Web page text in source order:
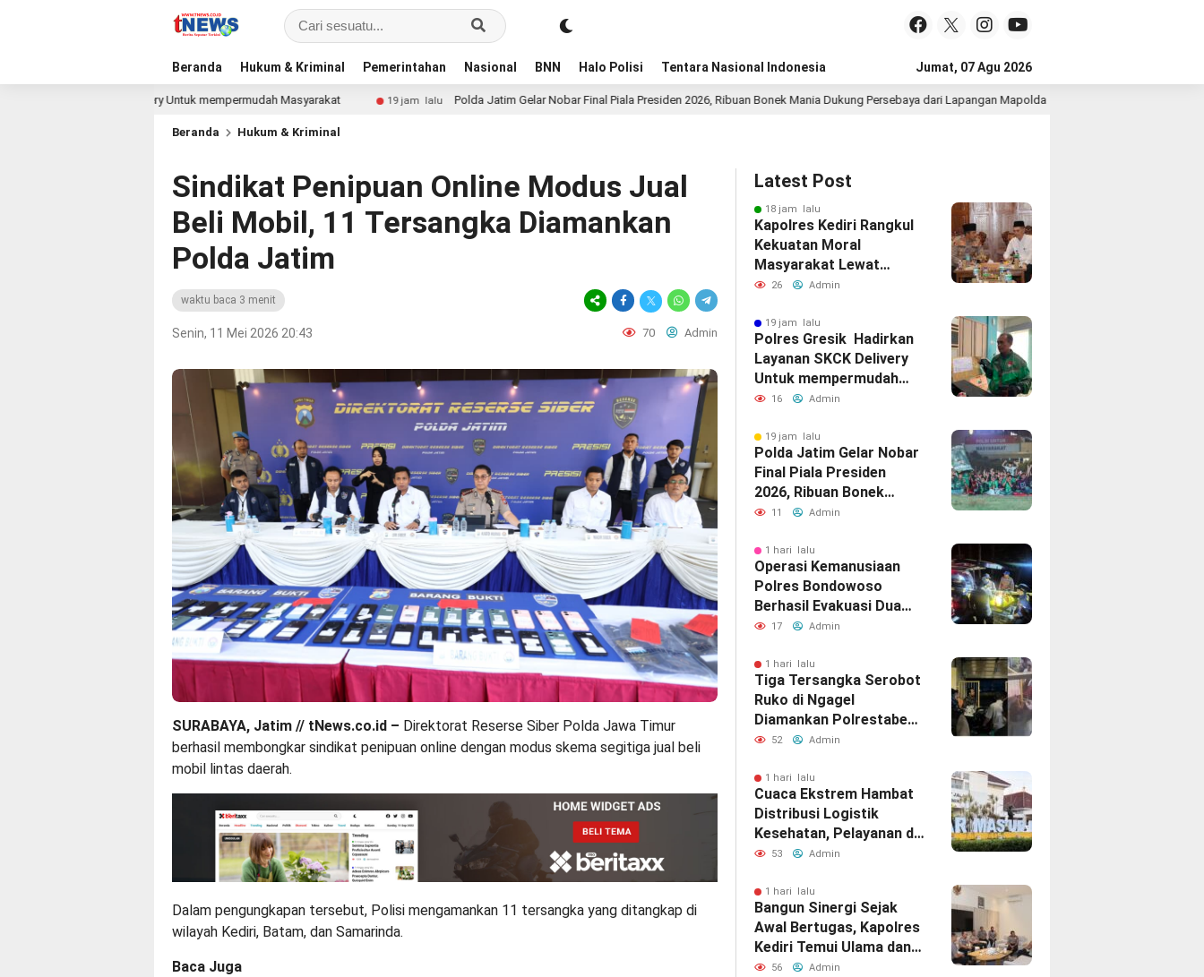
Beranda Hukum & Kriminal Pemerintahan Nasional BNN Halo Polisi Tentara Nasional Indonesia Jumat, 07 Agu 2026
SKCK Delivery Untuk mempermudah Masyarakat 19 jam lalu Polda Jatim Gelar Nobar Final Piala Presiden 2026, Ribuan Bonek Mania Dukung Persebaya dari Lapangan Mapolda 1 hari lalu
Beranda Hukum & Kriminal
Sindikat Penipuan Online Modus Jual
Beli Mobil, 11 Tersangka Diamankan
Polda Jatim
waktu baca 3 menit
Senin, 11 Mei 2026 20:43 70 Admin
SURABAYA, Jatim // tNews.co.id – Direktorat Reserse Siber Polda Jawa Timur
berhasil membongkar sindikat penipuan online dengan modus skema segitiga jual beli
mobil lintas daerah.
Dalam pengungkapan tersebut, Polisi mengamankan 11 tersangka yang ditangkap di
wilayah Kediri, Batam, dan Samarinda.
Baca Juga
Latest Post
18 jam lalu
Kapolres Kediri Rangkul
Kekuatan Moral
Masyarakat Lewat
Silaturahmi
26 Admin
19 jam lalu
Polres Gresik Hadirkan
Layanan SKCK Delivery
Untuk mempermudah
Masyarakat
16 Admin
19 jam lalu
Polda Jatim Gelar Nobar
Final Piala Presiden
2026, Ribuan Bonek
Mania Dukung Persebaya
11 Admin
1 hari lalu
Operasi Kemanusiaan
Polres Bondowoso
Berhasil Evakuasi Dua
Jenazah di Gunung
17 Admin
1 hari lalu
Tiga Tersangka Serobot
Ruko di Ngagel
Diamankan Polrestabes
Surabaya
52 Admin
1 hari lalu
Cuaca Ekstrem Hambat
Distribusi Logistik
Kesehatan, Pelayanan di
Bawean Tetap
53 Admin
1 hari lalu
Bangun Sinergi Sejak
Awal Bertugas, Kapolres
Kediri Temui Ulama dan
Bupati
56 Admin